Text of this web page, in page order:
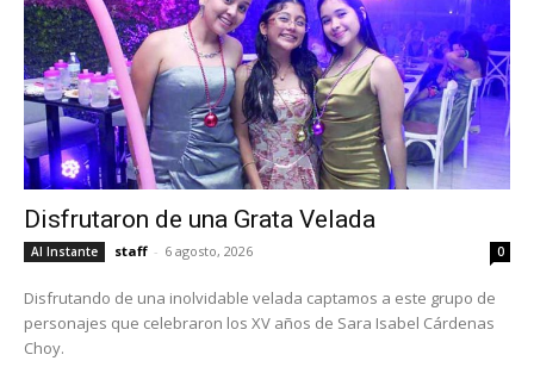
Disfrutaron de una Grata Velada
Al Instante staff - 6 agosto, 2026 0
Disfrutando de una inolvidable velada captamos a este grupo de
personajes que celebraron los XV años de Sara Isabel Cárdenas
Choy.